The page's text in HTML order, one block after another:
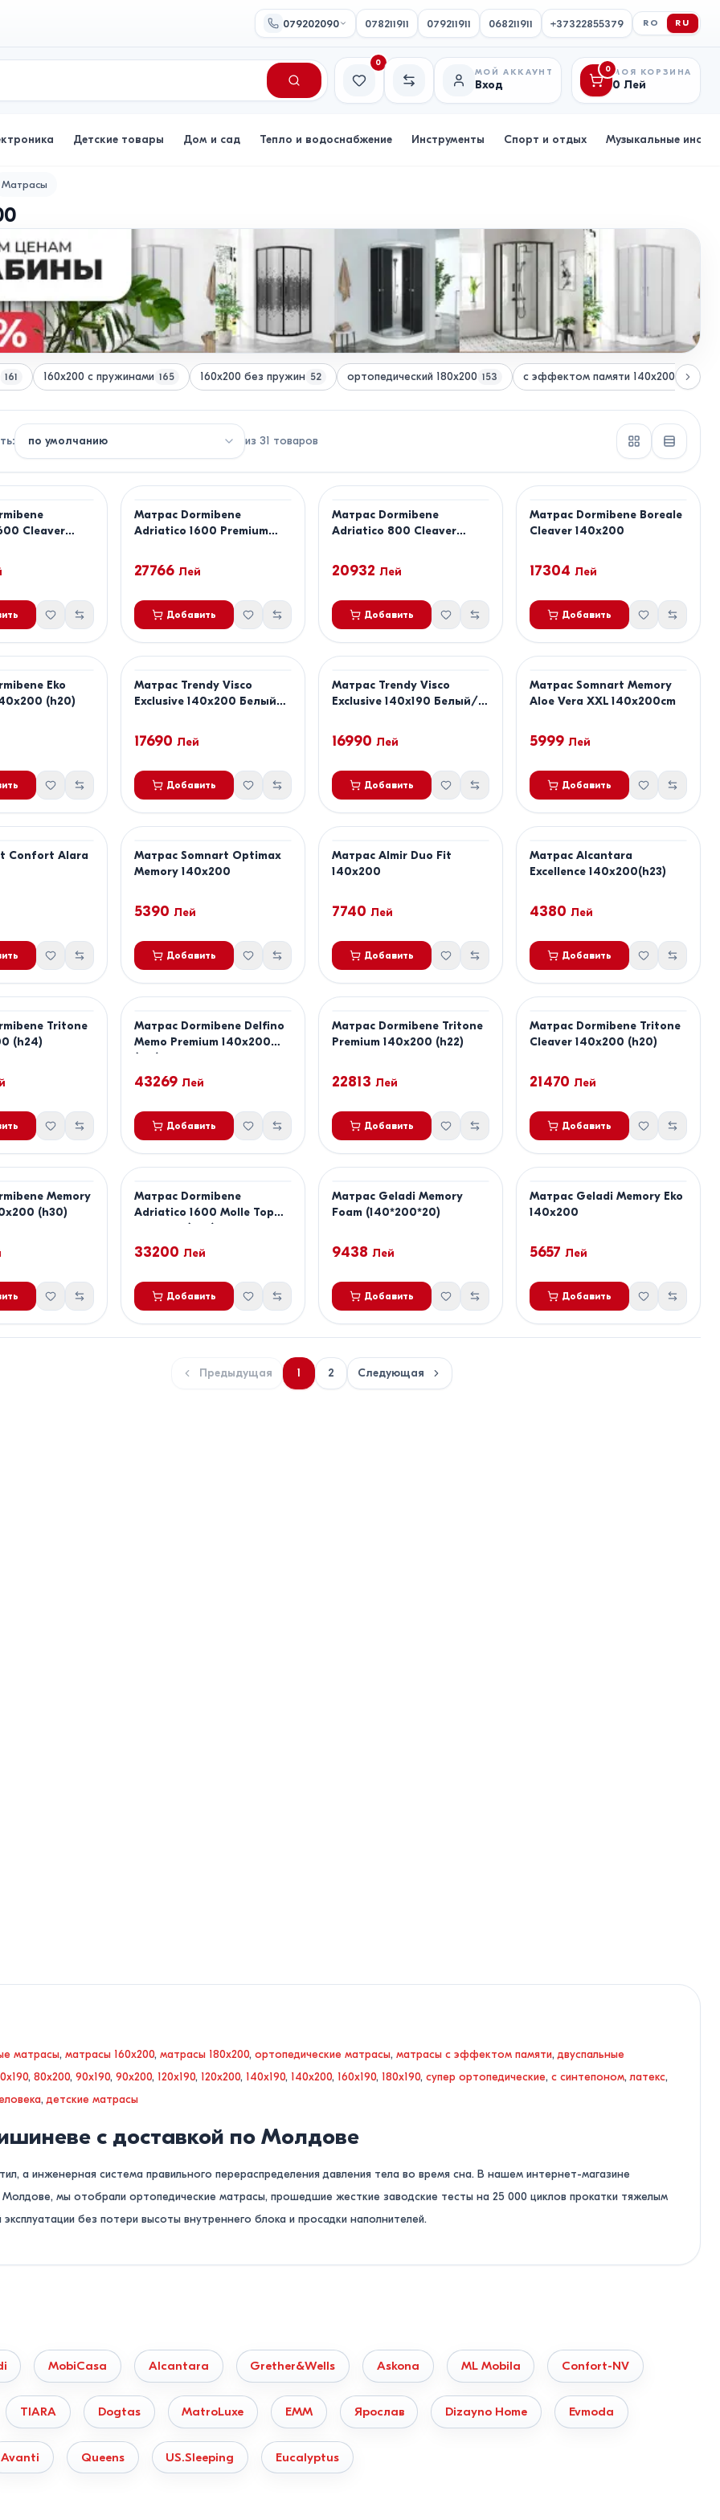
079202090 078211911 079211911 068211911 +37322855379 RO RU
Список желаний
0
Сравнение
МОЙ АККАУНТ
Вход
0 МОЯ КОРЗИНА
0 Лей
Детские товары Дом и сад Тепло и водоснабжение Инструменты Спорт и отдых Музыкальные
Матрасы
161 160х200 с пружинами 165 160х200 без пружин 52 ортопедический 180х200 153 с эффектом памяти 140x200 41
: из 31 товаров
Cleaver
Матрас Dormibene
Adriatico 1600 Premium
27766 Лей
Добавить
Матрас Dormibene
Adriatico 800 Cleaver
20932 Лей
Добавить
Матрас Dormibene Boreale
Cleaver 140x200
17304 Лей
Добавить
Eko
(h20)
Матрас Trendy Visco
Exclusive 140x200 Белый/
17690 Лей
Добавить
Матрас Trendy Visco
Exclusive 140x190 Белый/
16990 Лей
Добавить
Матрас Somnart Memory
Aloe Vera XXL 140x200cm
5999 Лей
Добавить
Confort Alara
Матрас Somnart Optimax
Memory 140x200
5390 Лей
Добавить
Матрас Almir Duo Fit
140x200
7740 Лей
Добавить
Матрас Alcantara
Excellence 140x200(h23)
4380 Лей
Добавить
Tritone
(h24)
Матрас Dormibene Delfino
Memo Premium 140x200
(h21)
43269 Лей
Добавить
Матрас Dormibene Tritone
Premium 140x200 (h22)
22813 Лей
Добавить
Матрас Dormibene Tritone
Cleaver 140x200 (h20)
21470 Лей
Добавить
Memory
(h30)
Матрас Dormibene
Adriatico 1600 Molle Top
140x200 (h26)
33200 Лей
Добавить
Матрас Geladi Memory
Foam (140*200*20)
9438 Лей
Добавить
Матрас Geladi Memory Eko
140x200
5657 Лей
Добавить
Предыдущая 1 2 Следующая
матрасы, матрасы 160x200, матрасы 180x200, ортопедические матрасы, матрасы с эффектом памяти,двуспальные
, 80x200, 90x190, 90x200, 120x190, 120x200, 140x190, 140x200, 160x190, 180x190, супер ортопедические, с синтепоном,латекс,
,детские матрасы
с доставкой по Молдове
а инженерная система правильного перераспределения давления тела во время сна. В нашем интернет-магазине
мы отобрали ортопедические матрасы, прошедшие жесткие заводские тесты на 25 000 циклов прокатки тяжелым
без потери высоты внутреннего блока и просадки наполнителей.
под свой вес
наугад. Чтобы матрас действительно разгружал спину, сопоставьте свое телосложение с рекомендациями наших
возраста).Идеально подходят мягкие беспружинные модели или матрасы с умеренно-мягкой поверхностью.
или натурального перфорированного латекса бережно обволакивают тело, не пережимают сосуды и не нарушают
MobiCasa Alcantara Grether&Wells Askona ML Mobila Confort-NV
TIARA Dogtas MatroLuxe EMM Ярослав Dizayno Home Evmoda
Avanti Queens US.Sleeping Eucalyptus